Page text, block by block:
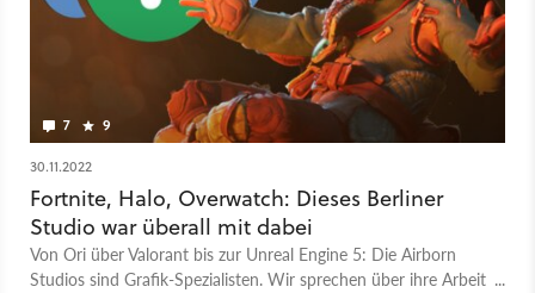
7 9
30.11.2022
Fortnite, Halo, Overwatch: Dieses Berliner
Studio war überall mit dabei
Von Ori über Valorant bis zur Unreal Engine 5: Die Airborn
Studios sind Grafik-Spezialisten. Wir sprechen über ihre Arbeit